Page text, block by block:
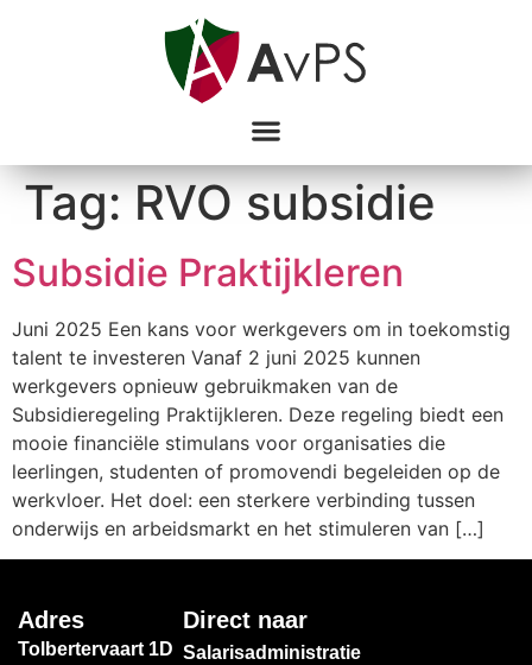
Tag:RVO subsidie
Subsidie Praktijkleren
Juni 2025 Een kans voor werkgevers om in toekomstig
talent te investeren Vanaf 2 juni 2025 kunnen
werkgevers opnieuw gebruikmaken van de
Subsidieregeling Praktijkleren. Deze regeling biedt een
mooie financiële stimulans voor organisaties die
leerlingen, studenten of promovendi begeleiden op de
werkvloer. Het doel: een sterkere verbinding tussen
onderwijs en arbeidsmarkt en het stimuleren van […]
Adres
Tolbertervaart 1D
Direct naar
Salarisadministratie